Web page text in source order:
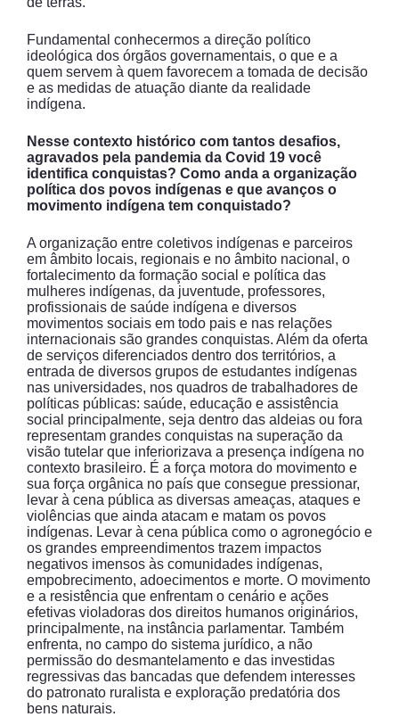
Fundamental conhecermos a direção político
ideológica dos órgãos governamentais, o que e a
quem servem à quem favorecem a tomada de decisão
e as medidas de atuação diante da realidade
indígena.
Nesse contexto histórico com tantos desafios,
agravados pela pandemia da Covid 19 você
identifica conquistas? Como anda a organização
política dos povos indígenas e que avanços o
movimento indígena tem conquistado?
A organização entre coletivos indígenas e parceiros
em âmbito locais, regionais e no âmbito nacional, o
fortalecimento da formação social e política das
mulheres indígenas, da juventude, professores,
profissionais de saúde indígena e diversos
movimentos sociais em todo pais e nas relações
internacionais são grandes conquistas. Além da oferta
de serviços diferenciados dentro dos territórios, a
entrada de diversos grupos de estudantes indígenas
nas universidades, nos quadros de trabalhadores de
políticas públicas: saúde, educação e assistência
social principalmente, seja dentro das aldeias ou fora
representam grandes conquistas na superação da
visão tutelar que inferiorizava a presença indígena no
contexto brasileiro. É a força motora do movimento e
sua força orgânica no país que consegue pressionar,
levar à cena pública as diversas ameaças, ataques e
violências que ainda atacam e matam os povos
indígenas. Levar à cena pública como o agronegócio e
os grandes empreendimentos trazem impactos
negativos imensos às comunidades indígenas,
empobrecimento, adoecimentos e morte. O movimento
e a resistência que enfrentam o cenário e ações
efetivas violadoras dos direitos humanos originários,
principalmente, na instância parlamentar. Também
enfrenta, no campo do sistema jurídico, a não
permissão do desmantelamento e das investidas
regressivas das bancadas que defendem interesses
do patronato ruralista e exploração predatória dos
bens naturais.